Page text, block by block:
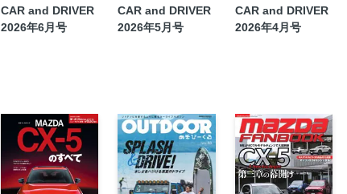
【World Automotive News】レクサスES／
【World Automotive News】PORSCHE
【新車試乗記】ボルボEX30
【新車試乗記】アウディSQ5スポーツバッ
【新車試乗記】SUBARUクロストレック
池田直渡「クルマのパースペクティブ」
CAR and DRIVER
2026年6月号
CAR and DRIVER
2026年5月号
CAR and DRIVER
2026年4月号